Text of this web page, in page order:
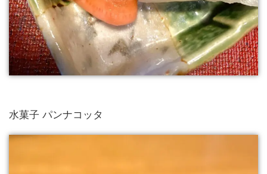
水菓子 パンナコッタ